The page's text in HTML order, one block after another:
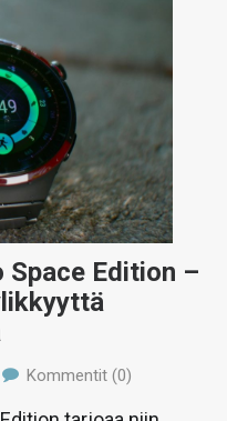
Space Edition –
Kommentit (0)